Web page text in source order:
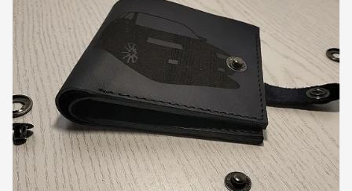
Обложки
Кошельки
XL
Борсетки
Ремни
Сумки
Шеврони
Ключницы